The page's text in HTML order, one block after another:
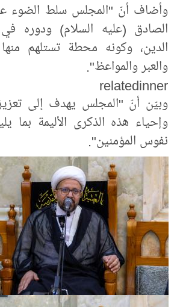
وأضاف أنّ "المجلس سلط الضوء
الصادق (عليه السلام) ودوره
الدين، وكونه محطة تستلهم
والعبر والمواعظ".
relatedinner
وبيّن أنّ "المجلس يهدف إلى
وإحياء هذه الذكرى الأليمة بما
نفوس المؤمنين".